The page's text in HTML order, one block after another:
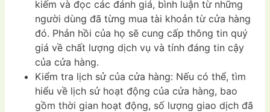
kiếm và đọc các đánh giá, bình luận từ những
người dùng đã từng mua tài khoản từ cửa hàng
đó. Phản hồi của họ sẽ cung cấp thông tin quý
giá về chất lượng dịch vụ và tính đáng tin cậy
của cửa hàng.
Kiểm tra lịch sử của cửa hàng: Nếu có thể, tìm
hiểu về lịch sử hoạt động của cửa hàng, bao
gồm thời gian hoạt động, số lượng giao dịch đã